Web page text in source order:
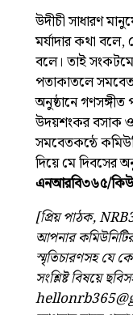
উদীচী সাধারণ
মর্যাদার কথা
বলে। তাই
পতাকাতলে
অনুষ্ঠানে
উদয়শংকর বসাক ও
সমবেতকন্ঠে
দিয়ে মে দিবসের
এনআরবি৩৬৫/
[প্রিয় পাঠক,
আপনার
স্মৃতিচারণসহ যে
সংশ্লিষ্ট বিষয়ে